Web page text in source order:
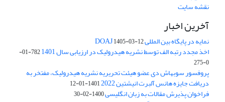
نقشه سایت
آخرین اخبار
نمایه در پایگاه بین المللی DOAJ1405-03-12
اخذ مجدد رتبه الف توسط نشریه هیدرولیک در ارزیابی سال 1401
782-01-
0-275
پروفسور سوبهاش دی عضو هیئت تحریریه نشریه هیدرولیک، مفتخر به
دریافت جایزه هانس آلبرت انیشتین 2022 1401-01-12
فراخوان پذیرش مقالات به زبان انگلیسی1400-02-30